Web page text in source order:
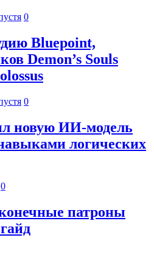
0
Bluepoint,
Demon’s Souls
0
новую ИИ-модель
логических
0
патроны